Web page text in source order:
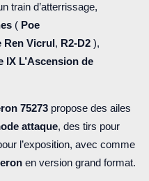
train d’atterrissage,
( Poe
Ren Vicrul , R2-D2),
IX L’Ascension de
75273propose des ailes
attaque, des tirs pour
l’exposition, avec comme
en version grand format.